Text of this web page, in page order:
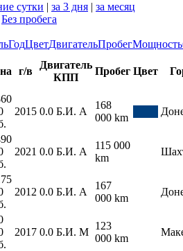
сутки | за 3 дня | за месяц
Без пробега
ГодЦветДвигательПробегМощность
г/в
Двигатель
КПП
Пробег Цвет
2015 0.0 Б.И. А
168
000 km
2021 0.0 Б.И. А
115 000
km
2012 0.0 Б.И. А
167
000 km
2017 0.0 Б.И. М
123
000 km